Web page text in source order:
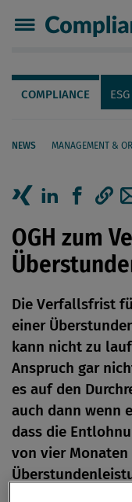
Servicenavigation
Navigation
COMPLIANCE ESG
NEWS MANAGEMENT &
Seiteninhalt
OGH zum
Die Verfallsfrist
einer
kann nicht zu
Anspruch gar
es auf den
auch dann wenn
dass die
von vier Monaten